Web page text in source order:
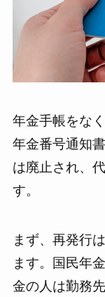
年金手帳をな
年金番号通知
は廃止され、
す。
まず、再発行
ます。国民年
金の人は勤務